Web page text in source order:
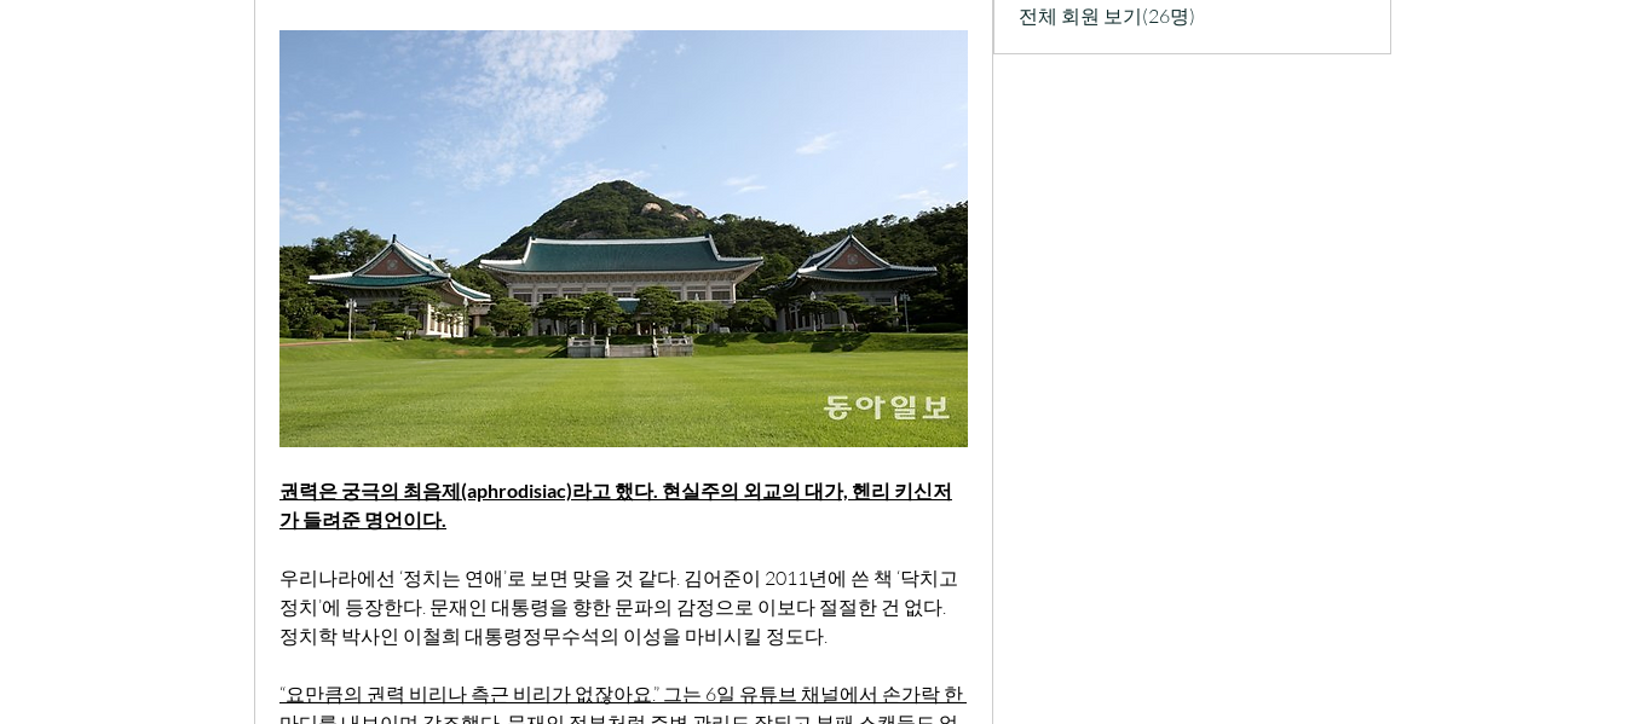
권력은 궁극의 최음제(aphrodisiac)라고 했다. 현실주의 외교의 대가, 헨리 키신저
가 들려준 명언이다.
우리나라에선 ‘정치는 연애’로 보면 맞을 것 같다. 김어준이 2011년에 쓴 책 ‘닥치고
정치’에 등장한다. 문재인 대통령을 향한 문파의 감정으로 이보다 절절한 건 없다.
정치학 박사인 이철희 대통령정무수석의 이성을 마비시킬 정도다.
“요만큼의 권력 비리나 측근 비리가 없잖아요.” 그는 6일 유튜브 채널에서 손가락 한
전체 회원 보기(26명)